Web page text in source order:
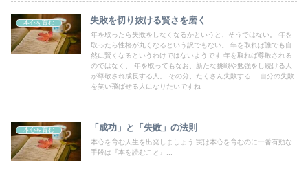
本心を育む 失敗を切り抜ける賢さを磨く
年を取ったら失敗をしなくなるかというと、そうではない。 年を
取ったら性格が丸くなるという訳でもない。 年を取れば誰でも自
然に賢くなるというわけではないようです 年を取れば尊敬される
のではなく、 年を取ってもなお、新たな挑戦や勉強をし続ける人
が尊敬され成長する人。 その分、たくさん失敗する… 自分の失敗
を笑い飛ばせる人になりたいですね
本心を育む 「成功」と「失敗」の法則
本心を育む人生を出発しましょう 実は本心を育むのに一番有効な
手段は『本を読むこと』...